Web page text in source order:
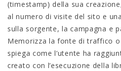
(timestamp) della sua
al numero di visite del sito e
sulla sorgente, la campagna e
Memorizza la fonte di traffico o
spiega come l’utente ha
creato con l’esecuzione della